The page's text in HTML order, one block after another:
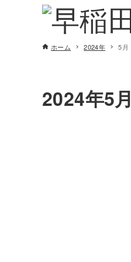
ホーム 2024年 5月
2024年5月